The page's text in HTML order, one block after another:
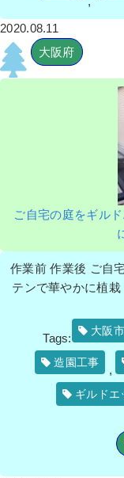
2020.08.11
大阪府
ご自宅の庭をギル
作業前 作業後 ご自
テンで華やかに植
Tags:
大阪
造園工事
,
ギルドエ